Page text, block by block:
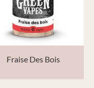
Fraise Des Bois